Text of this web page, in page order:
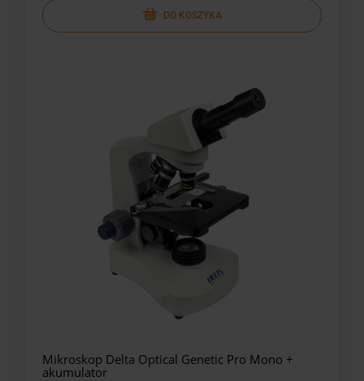
DO KOSZYKA
Mikroskop Delta Optical Genetic Pro Mono +
akumulator